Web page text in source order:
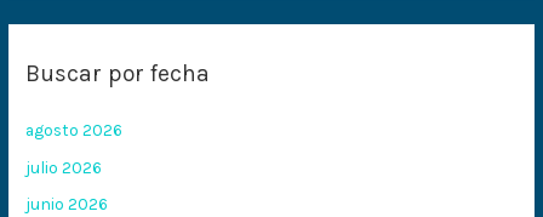
Buscar por fecha
agosto 2026
julio 2026
junio 2026